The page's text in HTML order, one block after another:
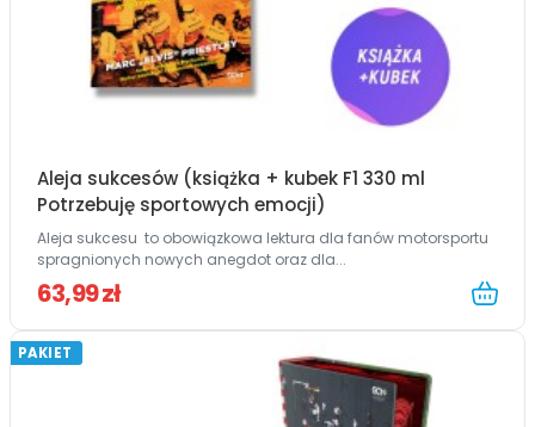
Aleja sukcesów (książka + kubek F1 330 ml
Potrzebuję sportowych emocji)
Aleja sukcesu to obowiązkowa lektura dla fanów motorsportu
spragnionych nowych anegdot oraz dla...
63,99 zł
PAKIET